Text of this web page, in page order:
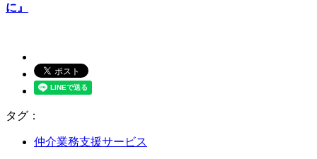
に』
タグ：
仲介業務支援サービス